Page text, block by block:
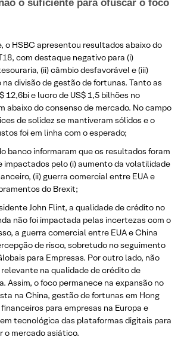
o suficiente para ofuscar o foco
o HSBC apresentou resultados abaixo do
com destaque negativo para (i)
(ii) câmbio desfavorável e (iii)
divisão de gestão de fortunas. Tanto as
12,6bi e lucro de US$ 1,5 bilhões no
abaixo do consenso de mercado. No campo
de solidez se mantiveram sólidos e o
foi em linha com o esperado;
banco informaram que os resultados foram
impactados pelo (i) aumento da volatilidade
(ii) guerra comercial entre EUA e
do Brexit;
John Flint, a qualidade de crédito no
não foi impactada pelas incertezas com o
a guerra comercial entre EUA e China
de risco, sobretudo no seguimento
para Empresas. Por outro lado, não
na qualidade de crédito de
Assim, o foco permanece na expansão no
na China, gestão de fortunas em Hong
para empresas na Europa e
tecnológica das plataformas digitais para
o mercado asiático.